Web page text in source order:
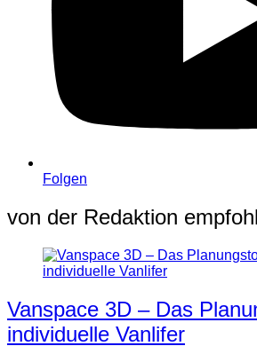
Folgen
von der Redaktion
Vanspace 3D – Das
individuelle Vanlifer